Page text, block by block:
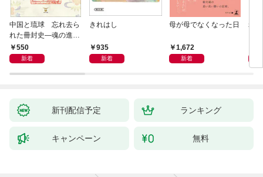
中国と琉球 忘れ去ら
れた冊封史―魂の進化
―550
新着
きれはし
935
新着
母が母でなくなった日
1,672
新着
老
新刊配信予定 ランキング
キャンペーン 無料